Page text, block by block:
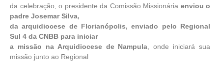
da celebração, o presidente da Comissão Missionária enviou o
padre Josemar Silva,
da arquidiocese de Florianópolis, enviado pelo Regional
Sul 4 da CNBB para iniciar
a missão na Arquidiocese de Nampula , onde iniciará sua
missão junto ao Regional